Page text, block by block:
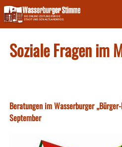
Skip
to
content
Soziale Fragen im
Beratungen im Wasserburger
September